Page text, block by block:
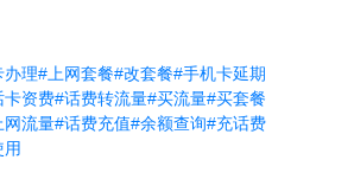
办理#上网套餐#改套餐#手机卡延期
卡资费#话费转流量#买流量#买套餐
网流量#话费充值#余额查询#充话费